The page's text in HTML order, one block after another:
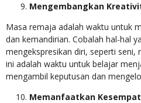
Mengembangkan
Masa remaja adalah waktu untuk
dan kemandirian. Cobalah hal-hal
mengekspresikan diri, seperti seni,
ini adalah waktu untuk belajar
mengambil keputusan dan
Memanfaatkan